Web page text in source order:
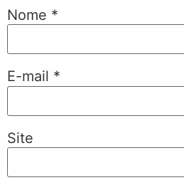
Nome *
E-mail *
Site